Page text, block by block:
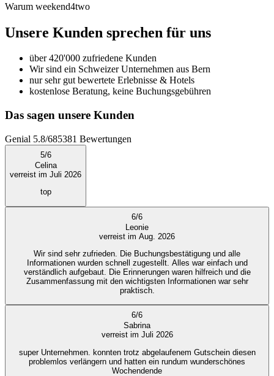
Warum weekend4two
Unsere Kunden sprechen für uns
über 420'000 zufriedene Kunden
Wir sind ein Schweizer Unternehmen aus Bern
nur sehr gut bewertete Erlebnisse & Hotels
kostenlose Beratung, keine Buchungsgebühren
Das sagen unsere Kunden
Genial 5.8/685381 Bewertungen
5/6
Celina
verreist im Juli 2026
top
6/6
Leonie
verreist im Aug. 2026
Wir sind sehr zufrieden. Die Buchungsbestätigung und alle
Informationen wurden schnell zugestellt. Alles war einfach und
verständlich aufgebaut. Die Erinnerungen waren hilfreich und die
Zusammenfassung mit den wichtigsten Informationen war sehr
praktisch.
6/6
Sabrina
verreist im Juli 2026
super Unternehmen. konnten trotz abgelaufenem Gutschein diesen
problemlos verlängern und hatten ein rundum wunderschönes
Wochendende